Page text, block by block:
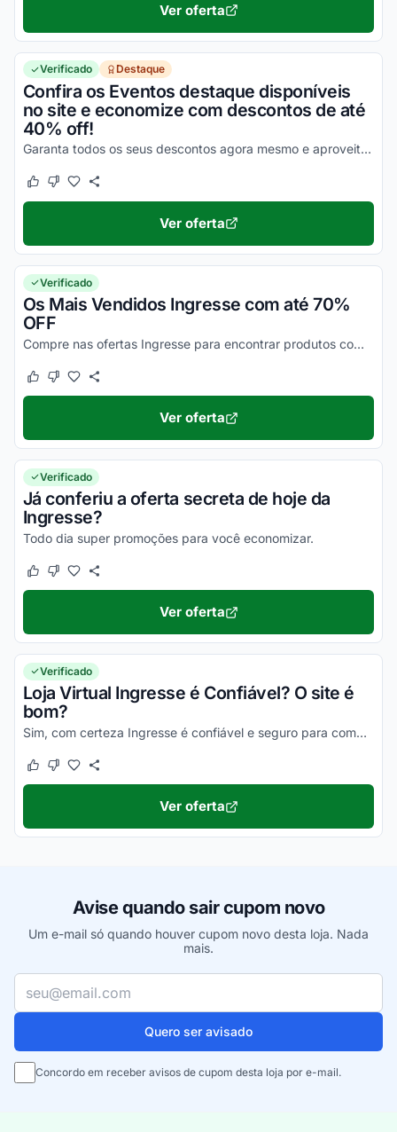
Ver oferta
Verificado Destaque
Confira os Eventos destaque disponíveis
no site e economize com descontos de até
40% off!
Garanta todos os seus descontos agora mesmo e aproveite a sua melhor oportunidade para economizar em todas as suas compras online ainda hoje!
Este cupom funcionou
Este cupom não funcionou
Ver oferta
Verificado
Os Mais Vendidos Ingresse com até 70%
OFF
Compre nas ofertas Ingresse para encontrar produtos com o máximo desconto!
Este cupom funcionou
Este cupom não funcionou
Ver oferta
Verificado
Já conferiu a oferta secreta de hoje da
Ingresse?
Todo dia super promoções para você economizar.
Este cupom funcionou
Este cupom não funcionou
Ver oferta
Verificado
Loja Virtual Ingresse é Confiável? O site é
bom?
Sim, com certeza Ingresse é confiável e seguro para comprar. Pesquisando no Reclame Aqui Ingresse para ver as reclamações dos clientes, você vai ver que a empresa é comprometida e...
Este cupom funcionou
Este cupom não funcionou
Ver oferta
Avise quando sair cupom novo
Um e-mail só quando houver cupom novo desta loja. Nada
mais.
Quero ser avisado
Concordo em receber avisos de cupom desta loja por e-mail.